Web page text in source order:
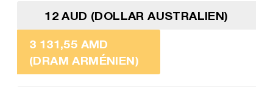
12 AUD (DOLLAR AUSTRALIEN)
3 131,55 AMD
(DRAM ARMÉNIEN)